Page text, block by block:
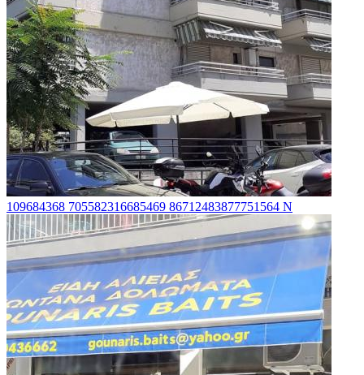
109684368 705582316685469 86712483877751564 N